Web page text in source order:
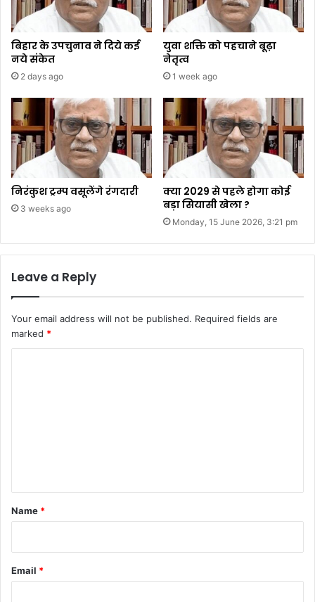
बिहार के उपचुनाव ने दिये कई
नये संकेत
2 days ago
युवा शक्ति को पहचाने बूढ़ा
नेतृत्व
1 week ago
निरंकुश ट्रम्प वसूलेंगे रंगदारी
3 weeks ago
क्या 2029 से पहले होगा कोई
बड़ा सियासी खेला ?
Monday, 15 June 2026, 3:21 pm
Leave a Reply
Your email address will not be published. Required fields are
marked *
*
Name *
Email *